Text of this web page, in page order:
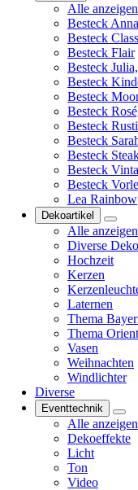
Alle anzeigen
Besteck Anna
Besteck
Besteck Flair
Besteck
Besteck
Besteck
Besteck
Besteck
Besteck
Besteck
Besteck
Besteck
Lea Rainbow
Dekoartikel
Alle anzeigen
Diverse
Hochzeit
Kerzen
Laternen
Thema
Thema Orient
Vasen
Weihnachten
Windlichter
Diverse
Eventtechnik
Alle anzeigen
Dekoeffekte
Licht
Ton
Video